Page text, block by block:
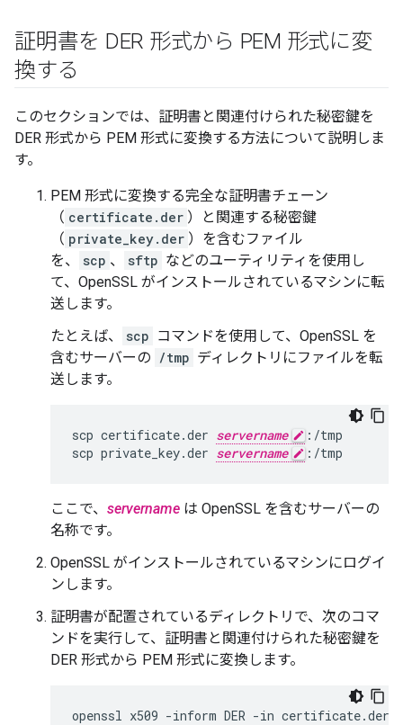
証明書を DER 形式から PEM 形式に変
換する
このセクションでは、証明書と関連付けられた秘密鍵を
DER 形式から PEM 形式に変換する方法について説明しま
す。
PEM 形式に変換する完全な証明書チェーン
（ certificate.der ）と関連する秘密鍵
（ private_key.der ）を含むファイル
を、
scp 、 sftp などのユーティリティを使用し
て、OpenSSL がインストールされているマシンに転
送します。
たとえば、
scp コマンドを使用して、OpenSSL を
含むサーバーの /tmp ディレクトリにファイルを転
送します。
scp certificate.der servername
:/tmp
scp private_key.der servername :/tmp
ここで、 servername は OpenSSL を含むサーバーの
名称です。
OpenSSL がインストールされているマシンにログイ
ンします。
証明書が配置されているディレクトリで、次のコマ
ンドを実行して、証明書と関連付けられた秘密鍵を
DER 形式から PEM 形式に変換します。
openssl x509 -inform DER -in certificate.der